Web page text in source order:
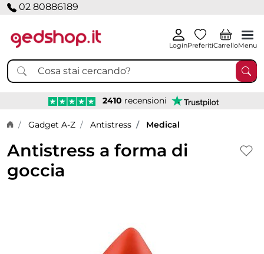
02 80886189
LoginPreferitiCarrelloMenu
2410 recensioni
Home page
Gadget A-Z Antistress Medical
Antistress a forma di
goccia